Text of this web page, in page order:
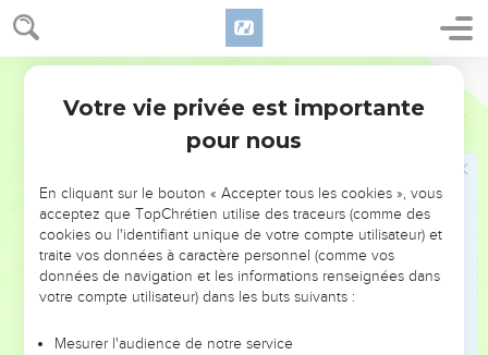
Psaumes 115
marchent point ; [et] ils ne rendent aucun son de leur gosier.
Que ceux qui les font, [et] tous ceux qui s'y confient, leur
soient faits semblables.
Israël confie-toi en l'Eternel ; il est le secours et le bouclier
de ceux [qui se confient en lui].
et leur bouclier.
Vous qui craignez l'Eternel, confiez-vous en l'Eternel ; il est
leur aide et leur bouclier.
L'Eternel s'est souvenu de nous, il bénira, il bénira la
maison d'Israël, il bénira la maison d'Aaron.
Il bénira ceux qui craignent l'Eternel, tant les petits que les
Votre vie privée est importante
pour nous
En cliquant sur le bouton « Accepter tous les cookies », vous
acceptez que TopChrétien utilise des traceurs (comme des
cookies ou l'identifiant unique de votre compte utilisateur) et
traite vos données à caractère personnel (comme vos
données de navigation et les informations renseignées dans
votre compte utilisateur) dans les buts suivants :
Mesurer l'audience de notre service